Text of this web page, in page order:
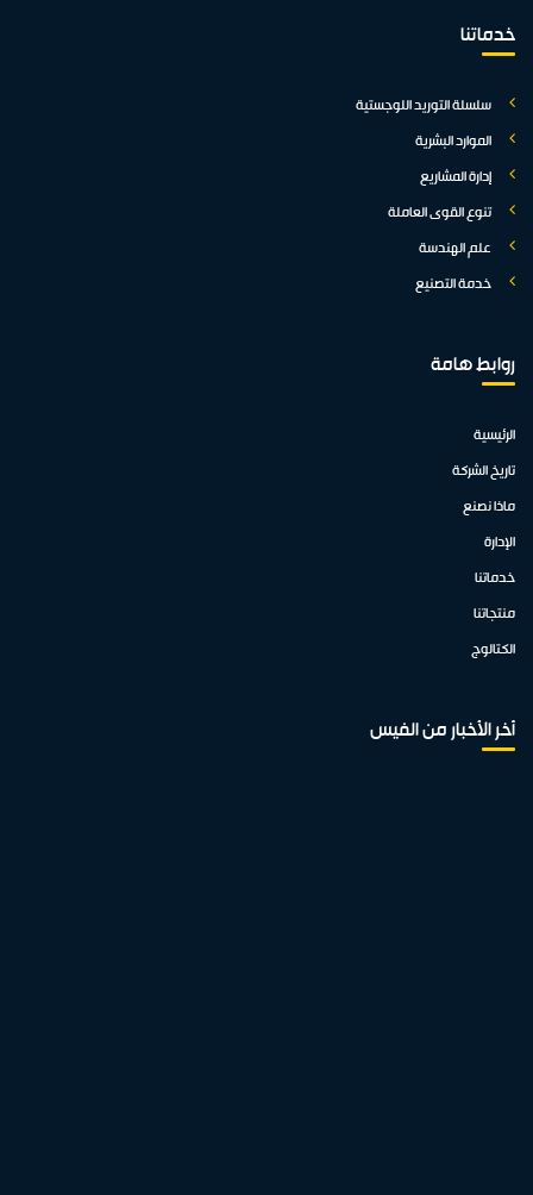
خدماتنا
سلسلة التوريد اللوجستية
الموارد البشرية
إدارة المشاريع
تنوع القوى العاملة
علم الهندسة
خدمة التصنيع
روابط هامة
الرئيسية
تاريخ الشركة
ماذا نصنع
الإدارة
خدماتنا
منتجاتنا
الكتالوج
أخر الأخبار من الفيس